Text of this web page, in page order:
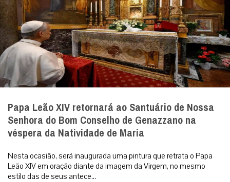
Papa Leão XIV retornará ao Santuário de Nossa
Senhora do Bom Conselho de Genazzano na
véspera da Natividade de Maria
Nesta ocasião, será inaugurada uma pintura que retrata o Papa
Leão XIV em oração diante da imagem da Virgem, no mesmo
estilo das de seus antece...